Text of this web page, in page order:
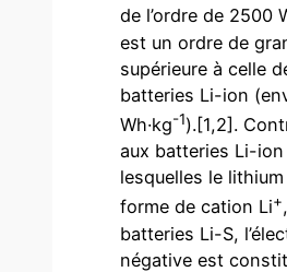
de l’ordre de 2500
est un ordre de
supérieure à celle
batteries Li-ion
Wh·kg-1).[1,2].
aux batteries Li-
lesquelles le
forme de cation Li+
batteries Li-S,
négative est